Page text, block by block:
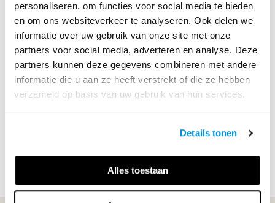
personaliseren, om functies voor social media te bieden
en om ons websiteverkeer te analyseren. Ook delen we
informatie over uw gebruik van onze site met onze
partners voor social media, adverteren en analyse. Deze
partners kunnen deze gegevens combineren met andere
informatie die u aan ze heeft verstrekt of die ze hebben
verzameld op basis van uw gebruik van hun services.
Details tonen
Alles toestaan
ISBN 9789006406757
Productbeschrijving
Dit krijg je bij het Voordeelpakket havo Bedrijfseconomie:
1. Examenbundel havo Bedrijfseconomie, om te oefenen op
2. uitgebreide uitleg van docenten en v...